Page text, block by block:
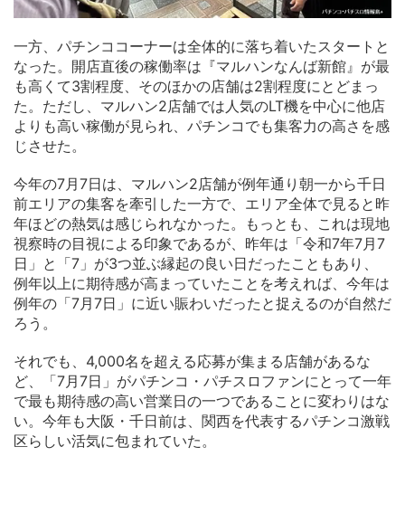
一方、パチンココーナーは全体的に落ち着いたスタートと
なった。開店直後の稼働率は『マルハンなんば新館』が最
も高くて3割程度、そのほかの店舗は2割程度にとどまっ
た。ただし、マルハン2店舗では人気のLT機を中心に他店
よりも高い稼働が見られ、パチンコでも集客力の高さを感
じさせた。
今年の7月7日は、マルハン2店舗が例年通り朝一から千日
前エリアの集客を牽引した一方で、エリア全体で見ると昨
年ほどの熱気は感じられなかった。もっとも、これは現地
視察時の目視による印象であるが、昨年は「令和7年7月7
日」と「7」が3つ並ぶ縁起の良い日だったこともあり、
例年以上に期待感が高まっていたことを考えれば、今年は
例年の「7月7日」に近い賑わいだったと捉えるのが自然だ
ろう。
それでも、4,000名を超える応募が集まる店舗があるな
ど、「7月7日」がパチンコ・パチスロファンにとって一年
で最も期待感の高い営業日の一つであることに変わりはな
い。今年も大阪・千日前は、関西を代表するパチンコ激戦
区らしい活気に包まれていた。